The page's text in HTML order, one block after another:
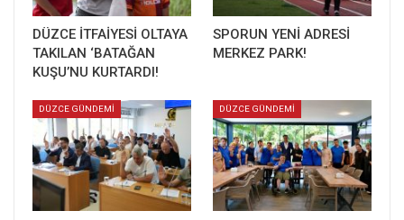
DÜZCE İTFAİYESİ OLTAYA
TAKILAN ‘BATAĞAN
KUŞU’NU KURTARDI!
SPORUN YENİ ADRESİ
MERKEZ PARK!
DÜZCE GÜNDEMİ DÜZCE GÜNDEMİ